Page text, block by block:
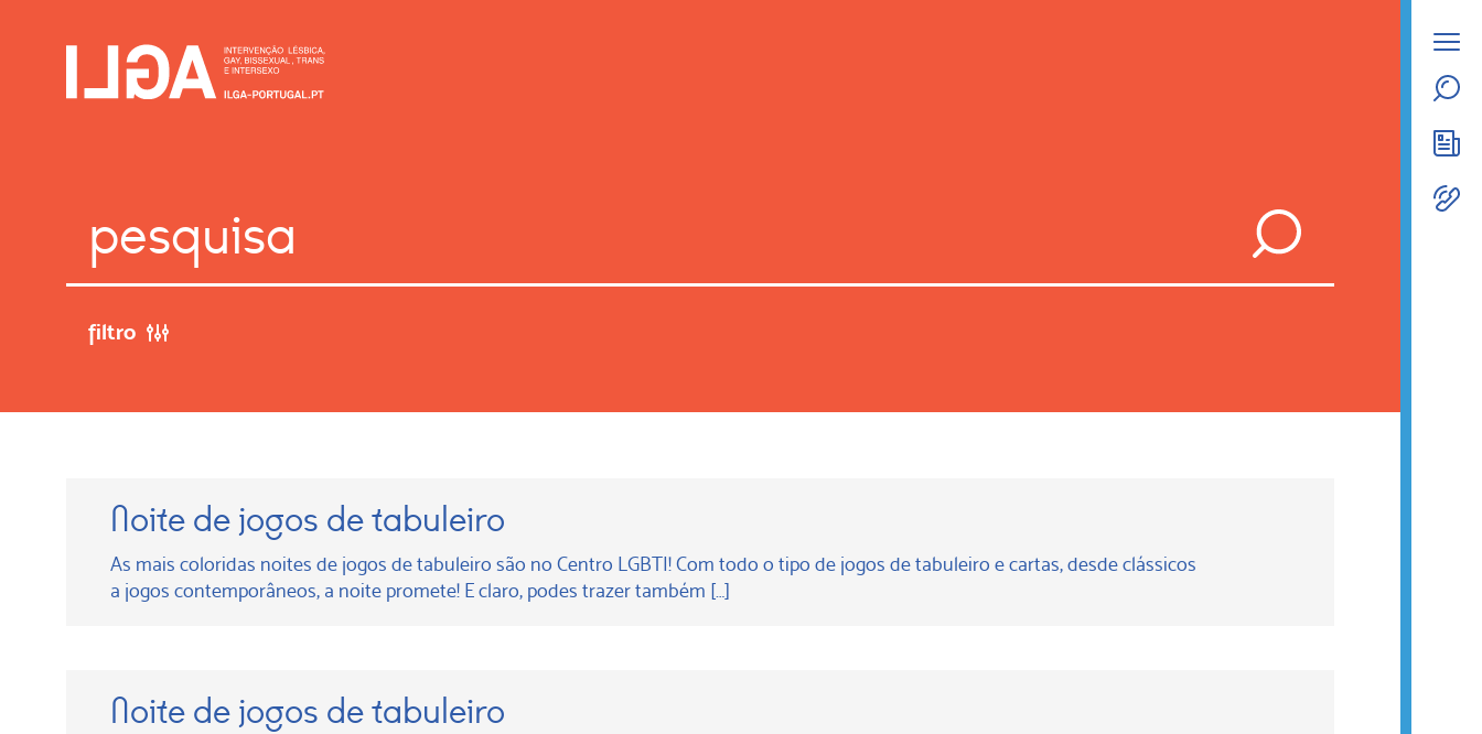
filtro
Noite de jogos de tabuleiro
As mais coloridas noites de jogos de tabuleiro são no Centro LGBTI! Com todo o tipo de jogos de tabuleiro e cartas, desde clássicos
a jogos contemporâneos, a noite promete! E claro, podes trazer também […]
Noite de jogos de tabuleiro